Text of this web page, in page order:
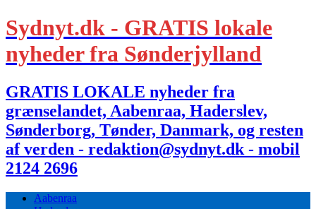
Sydnyt.dk - GRATIS lokale
nyheder fra Sønderjylland
GRATIS LOKALE nyheder fra
grænselandet, Aabenraa, Haderslev,
Sønderborg, Tønder, Danmark, og resten
af verden - redaktion@sydnyt.dk - mobil
2124 2696
Aabenraa